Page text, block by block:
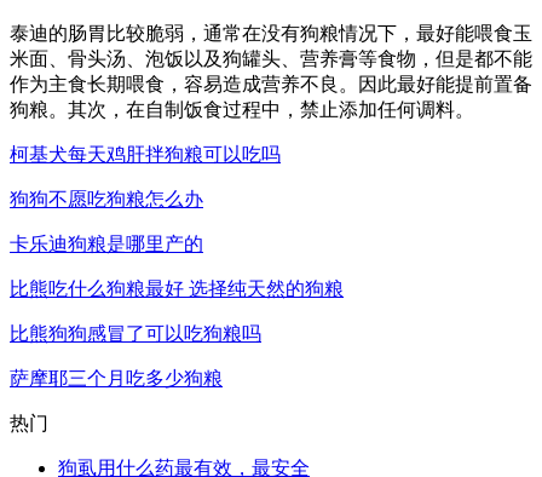
泰迪的肠胃比较脆弱，通常在没有狗粮情况下，最好能喂食玉
米面、骨头汤、泡饭以及狗罐头、营养膏等食物，但是都不能
作为主食长期喂食，容易造成营养不良。因此最好能提前置备
狗粮。其次，在自制饭食过程中，禁止添加任何调料。
柯基犬每天鸡肝拌狗粮可以吃吗
狗狗不愿吃狗粮怎么办
卡乐迪狗粮是哪里产的
比熊吃什么狗粮最好 选择纯天然的狗粮
比熊狗狗感冒了可以吃狗粮吗
萨摩耶三个月吃多少狗粮
热门
狗虱用什么药最有效，最安全